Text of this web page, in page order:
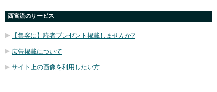
西宮流のサービス
【集客に】読者プレゼント掲載しませんか?
広告掲載について
サイト上の画像を利用したい方